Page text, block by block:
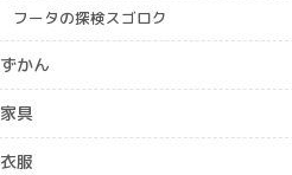
フータの探検スゴロク
ずかん
家具
衣服